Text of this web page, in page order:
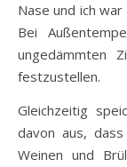
Nase und ich
Bei
ungedämmten
festzustellen.
Gleichzeitig
davon aus,
Weinen und